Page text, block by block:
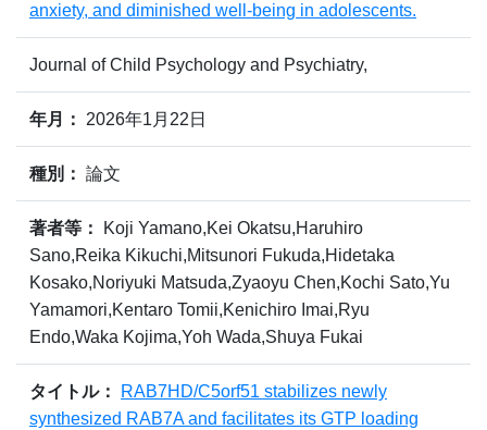
anxiety, and diminished well-being in adolescents.
Journal of Child Psychology and Psychiatry,
年月： 2026年1月22日
種別： 論文
著者等：
Koji Yamano,Kei Okatsu,Haruhiro
Sano,Reika Kikuchi,Mitsunori Fukuda,Hidetaka
Kosako,Noriyuki Matsuda,Zyaoyu Chen,Kochi Sato,Yu
Yamamori,Kentaro Tomii,Kenichiro Imai,Ryu
Endo,Waka Kojima,Yoh Wada,Shuya Fukai
タイトル：
RAB7HD/C5orf51 stabilizes newly
synthesized RAB7A and facilitates its GTP loading